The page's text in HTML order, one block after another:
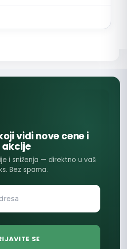
vidi nove cene i
akcije
i sniženja — direktno u vaš
Bez spama.